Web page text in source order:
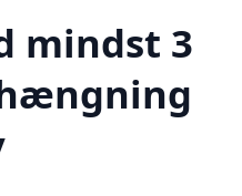
mindst 3